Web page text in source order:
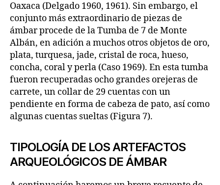
Oaxaca (Delgado 1960, 1961). Sin embargo, el
conjunto más extraordinario de piezas de
ámbar procede de la Tumba de 7 de Monte
Albán, en adición a muchos otros objetos de oro,
plata, turquesa, jade, cristal de roca, hueso,
concha, coral y perla (Caso 1969). En esta tumba
fueron recuperadas ocho grandes orejeras de
carrete, un collar de 29 cuentas con un
pendiente en forma de cabeza de pato, así como
algunas cuentas sueltas (Figura 7).
TIPOLOGÍA DE LOS ARTEFACTOS
ARQUEOLÓGICOS DE ÁMBAR